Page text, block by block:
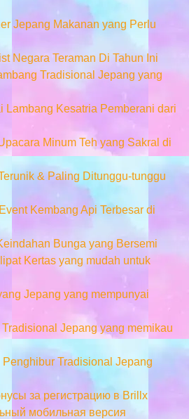
Jepang Makanan yang Perlu
Negara Teraman Di Tahun Ini
Tradisional Jepang yang
Lambang Kesatria Pemberani dari
Minum Teh yang Sakral di
& Paling Ditunggu-tunggu
Kembang Api Terbesar di
Bunga yang Bersemi
Kertas yang mudah untuk
Jepang yang mempunyai
Jepang yang memikau
Tradisional Jepang
за регистрацию в Brillx
мобильная версия